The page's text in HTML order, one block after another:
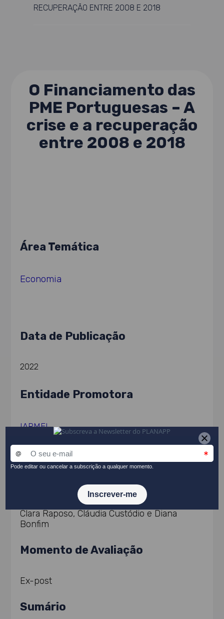
RECUPERAÇÃO ENTRE 2008 E 2018
O Financiamento das
PME Portuguesas – A
crise e a recuperação
entre 2008 e 2018
Área Temática
Economia
Data de Publicação
2022
Entidade Promotora
IAPMEI
Equipa de Avaliação
Clara Raposo, Cláudia Custódio e Diana
Bonfim
Momento de Avaliação
Ex-post
Sumário